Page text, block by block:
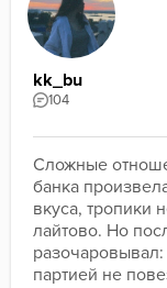
kk_bu
104
Сложные
банка
вкуса, тропики
лайтово. Но
партией не